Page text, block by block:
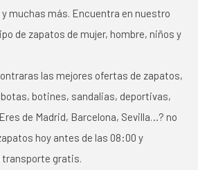
muchas más. Encuentra en nuestro
de zapatos de mujer, hombre, niños y
las mejores ofertas de zapatos,
botines, sandalias, deportivas,
de Madrid, Barcelona, Sevilla…? no
hoy antes de las 08:00 y
transporte gratis.